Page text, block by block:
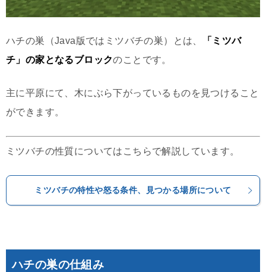
ハチの巣（Java版ではミツバチの巣）とは、
「ミツバ
チ」の家となるブロックのことです。
主に平原にて、木にぶら下がっているものを見つけること
ができます。
ミツバチの性質についてはこちらで解説しています。
ミツバチの特性や怒る条件、見つかる場所について
ハチの巣の仕組み